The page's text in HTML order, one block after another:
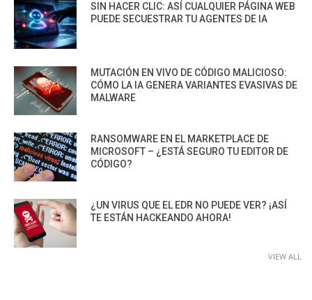
SIN HACER CLIC: ASÍ CUALQUIER PÁGINA WEB
PUEDE SECUESTRAR TU AGENTES DE IA
MUTACIÓN EN VIVO DE CÓDIGO MALICIOSO:
CÓMO LA IA GENERA VARIANTES EVASIVAS DE
MALWARE
RANSOMWARE EN EL MARKETPLACE DE
MICROSOFT – ¿ESTÁ SEGURO TU EDITOR DE
CÓDIGO?
¿UN VIRUS QUE EL EDR NO PUEDE VER? ¡ASÍ
TE ESTÁN HACKEANDO AHORA!
VIEW ALL